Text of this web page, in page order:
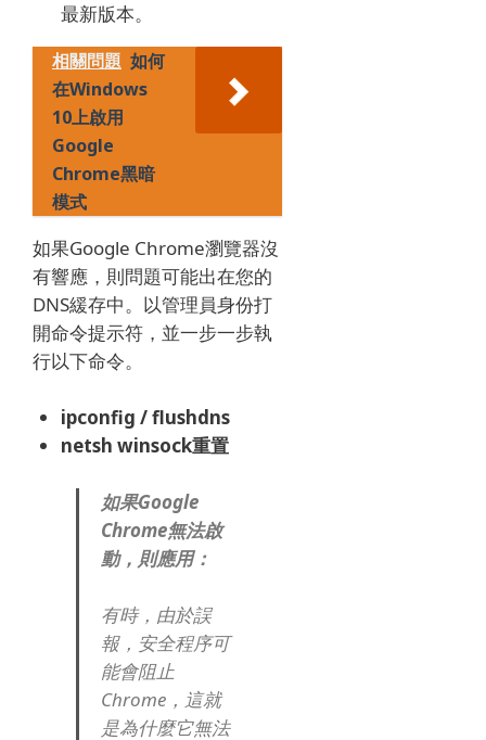
最新版本。
相關問題 如何
在Windows
10上啟用
Google
Chrome黑暗
模式
如果Google Chrome瀏覽器沒
有響應，則問題可能出在您的
DNS緩存中。 以管理員身份打
開命令提示符，並一步一步執
行以下命令。
ipconfig / flushdns
netsh winsock重置
如果Google
Chrome無法啟
動，則應用：
有時，由於誤
報，安全程序可
能會阻止
Chrome，這就
是為什麼它無法